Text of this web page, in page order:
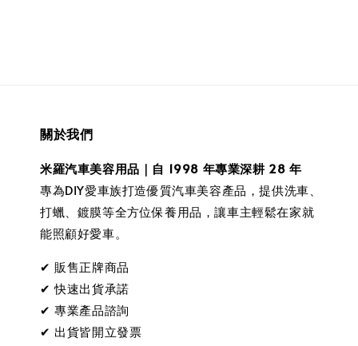
關於我們
米羅汽車美容用品｜自 1998 年專業深耕 28 年
專為DIY愛車族打造優質汽車美容產品，提供洗車、
打蠟、鍍膜等全方位保養用品，讓車主輕鬆在家就
能照顧好愛車。
✔ 販售正牌商品
✔ 快速出貨承諾
✔ 專業產品諮詢
✔ 出貨皆開立發票